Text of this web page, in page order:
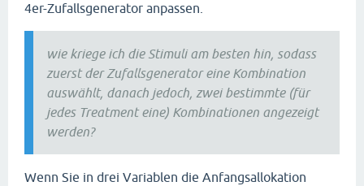
4er-Zufallsgenerator anpassen.
wie kriege ich die Stimuli am besten hin, sodass
zuerst der Zufallsgenerator eine Kombination
auswählt, danach jedoch, zwei bestimmte (für
jedes Treatment eine) Kombinationen angezeigt
werden?
Wenn Sie in drei Variablen die Anfangsallokation